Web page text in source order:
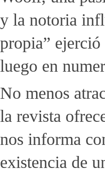
y la notoria
propia”
luego en
No menos
la revista
nos informa
existencia de